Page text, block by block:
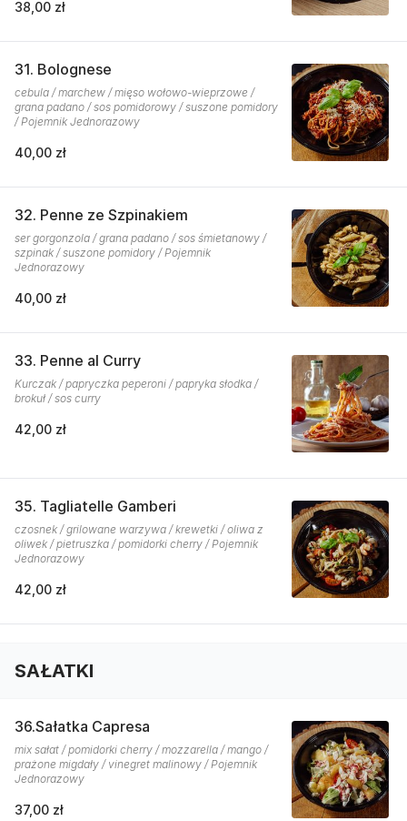
38,00 zł
31. Bolognese
cebula / marchew / mięso wołowo-wieprzowe /
grana padano / sos pomidorowy / suszone pomidory
/ Pojemnik Jednorazowy
40,00 zł
32. Penne ze Szpinakiem
ser gorgonzola / grana padano / sos śmietanowy /
szpinak / suszone pomidory / Pojemnik
Jednorazowy
40,00 zł
33. Penne al Curry
Kurczak / papryczka peperoni / papryka słodka /
brokuł / sos curry
42,00 zł
35. Tagliatelle Gamberi
czosnek / grilowane warzywa / krewetki / oliwa z
oliwek / pietruszka / pomidorki cherry / Pojemnik
Jednorazowy
42,00 zł
SAŁATKI
36.Sałatka Capresa
mix sałat / pomidorki cherry / mozzarella / mango /
prażone migdały / vinegret malinowy / Pojemnik
Jednorazowy
37,00 zł